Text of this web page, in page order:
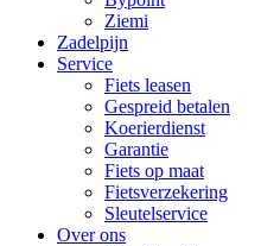
Ziemi
Zadelpijn
Service
Fiets leasen
Gespreid betalen
Koerierdienst
Garantie
Fiets op maat
Fietsverzekering
Sleutelservice
Over ons